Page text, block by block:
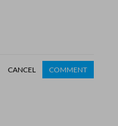
CANCEL COMMENT